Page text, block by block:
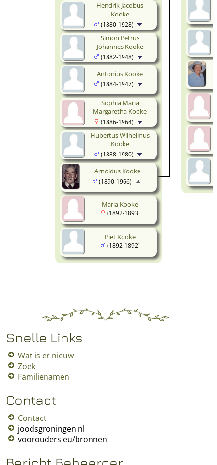
Hendrik Jacobus
Kooke
(1880-1928)
Simon Petrus
Johannes Kooke
(1882-1948)
Antonius Kooke
(1884-1947)
Sophia Maria
Margaretha Kooke
(1886-1964)
Hubertus Wilhelmus
Kooke
(1888-1980)
Maria Kooke
(1892-1893)
Piet Kooke
(1892-1892)
Arnoldus Kooke
(1890-1966)
Snelle Links
Wat is er nieuw
Zoek
Familienamen
Contact
Contact
joodsgroningen.nl
voorouders.eu/bronnen